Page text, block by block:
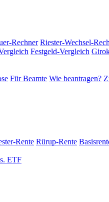
Rechner Riester-Wechsel-
Festgeld-Vergleich
Für Beamte Wie beantragen?
Rente Rürup-Rente
ETF